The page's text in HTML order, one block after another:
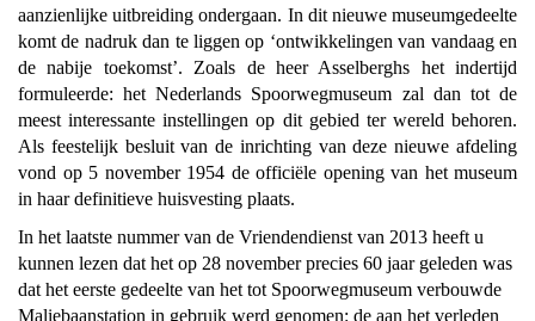
aanzienlijke uitbreiding ondergaan. In dit nieuwe museumgedeelte
komt de nadruk dan te liggen op ‘ontwikkelingen van vandaag en
de nabije toekomst’. Zoals de heer Asselberghs het indertijd
formuleerde: het Nederlands Spoorwegmuseum zal dan tot de
meest interessante instellingen op dit gebied ter wereld behoren.
Als feestelijk besluit van de inrichting van deze nieuwe afdeling
vond op 5 november 1954 de officiële opening van het museum
in haar definitieve huisvesting plaats.
In het laatste nummer van de Vriendendienst van 2013 heeft u
kunnen lezen dat het op 28 november precies 60 jaar geleden was
dat het eerste gedeelte van het tot Spoorwegmuseum verbouwde
Maliebaanstation in gebruik werd genomen: de aan het verleden